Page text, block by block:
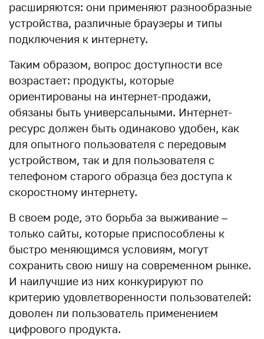
расширяются: они применяют разнообразные
устройства, различные браузеры и типы
подключения к интернету.
Таким образом, вопрос доступности все
возрастает: продукты, которые
ориентированы на интернет-продажи,
обязаны быть универсальными. Интернет-
ресурс должен быть одинаково удобен, как
для опытного пользователя с передовым
устройством, так и для пользователя с
телефоном старого образца без доступа к
скоростному интернету.
В своем роде, это борьба за выживание –
только сайты, которые приспособлены к
быстро меняющимся условиям, могут
сохранить свою нишу на современном рынке.
И наилучшие из них конкурируют по
критерию удовлетворенности пользователей:
доволен ли пользователь применением
цифрового продукта.